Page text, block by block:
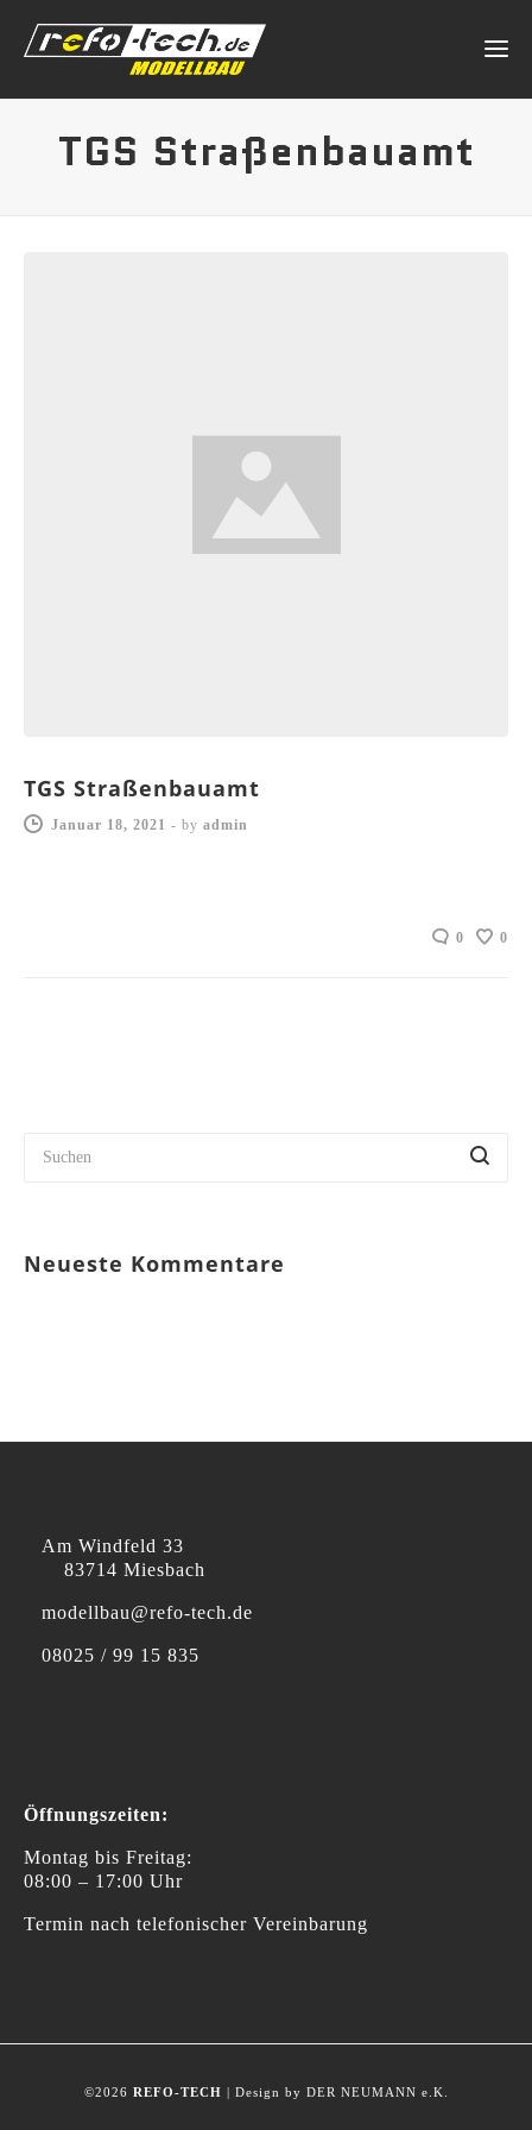
TGS Straßenbauamt
TGS Straßenbauamt
Januar 18, 2021 - by admin
0 0
Neueste Kommentare
Am Windfeld 33
83714 Miesbach
modellbau@refo-tech.de
08025 / 99 15 835
Öffnungszeiten:
Montag bis Freitag:
08:00 – 17:00 Uhr
Termin nach telefonischer Vereinbarung
©2026 REFO-TECH | Design by DER NEUMANN e.K.